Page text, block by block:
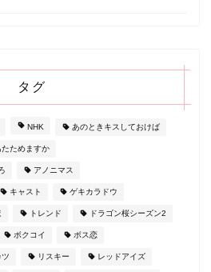
タグ
NHK あのときキスしておけば
たためますか
アノニマス
キャスト ゲキカラドウ
トレンド ドラゴン桜シーズン2
ボクコイ ボス恋
ツ リスキー レッドアイズ